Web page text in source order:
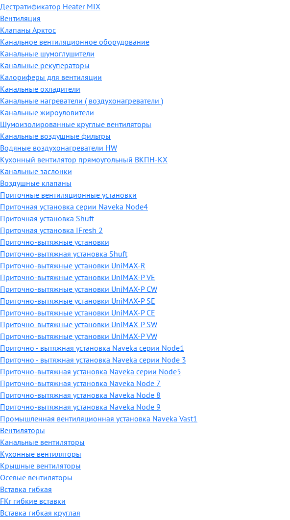
Дестратификатор Heater MIX
Вентиляция
Клапаны Арктос
Канальное вентиляционное оборудование
Канальные шумоглушители
Канальные рекуператоры
Калориферы для вентиляции
Канальные охладители
Канальные нагреватели ( воздухонагреватели )
Канальные жироуловители
Шумоизолированные круглые вентиляторы
Канальные воздушные фильтры
Водяные воздухонагреватели HW
Кухонный вентилятор прямоугольный ВКПН-КХ
Канальные заслонки
Воздушные клапаны
Приточные вентиляционные установки
Приточная установка серии Naveka Node4
Приточная установка Shuft
Приточная установка IFresh 2
Приточно-вытяжные установки
Приточно-вытяжная установка Shuft
Приточно-вытяжные установки UniMAX-R
Приточно-вытяжные установки UniMAX-P VE
Приточно-вытяжные установки UniMAX-P CW
Приточно-вытяжные установки UniMAX-P SE
Приточно-вытяжные установки UniMAX-P CE
Приточно-вытяжные установки UniMAX-P SW
Приточно-вытяжные установки UniMAX-P VW
Приточно - вытяжная установка Naveka серии Node1
Приточно - вытяжная установка Naveka серии Node 3
Приточно-вытяжная установка Naveka серии Node5
Приточно-вытяжная установка Naveka Node 7
Приточно-вытяжная установка Naveka Node 8
Приточно-вытяжная установка Naveka Node 9
Промышленная вентиляционная установка Naveka Vast1
Вентиляторы
Канальные вентиляторы
Кухонные вентиляторы
Крышные вентиляторы
Осевые вентиляторы
Вставка гибкая
FKr гибкие вставки
Вставка гибкая круглая